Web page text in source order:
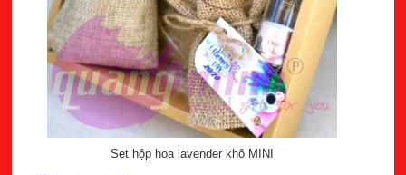
Set hộp hoa lavender khô MINI